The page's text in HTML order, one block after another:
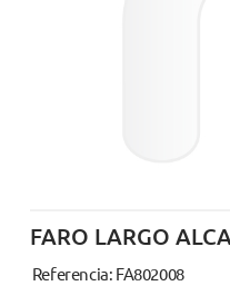
FARO LARGO
Referencia: FA802008